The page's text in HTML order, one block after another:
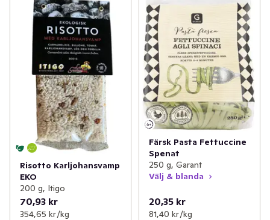
Risotto Karljohansvamp
EKO
200 g, Itigo
70,93 kr
354,65 kr /kg
Färsk Pasta Fettuccine
Spenat
250 g, Garant
Välj & blanda
20,35 kr
81,40 kr /kg